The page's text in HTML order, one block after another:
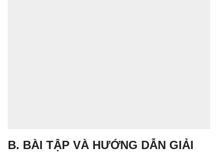
B. BÀI TẬP VÀ HƯỚNG DẪN GIẢI